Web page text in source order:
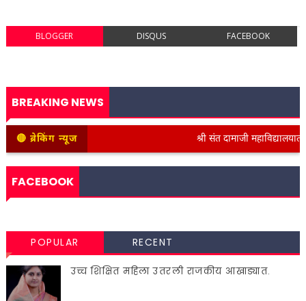
BLOGGER DISQUS FACEBOOK
BREAKING NEWS
🔴 ब्रेकिंग न्यूज श्री संत दामाजी महाविद्यालयात
FACEBOOK
POPULAR RECENT
उच्च शिक्षित महिला उतरली राजकीय आखाड्यात.